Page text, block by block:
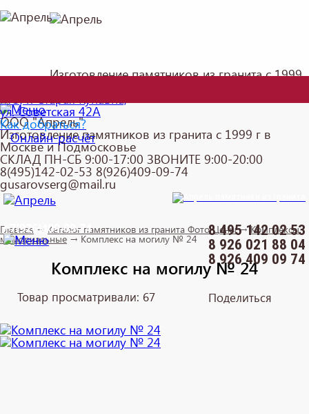
Изготовление памятников из гранита с 1999
МО, г. Старая Купавна,
ул. Советская 42А
Как добраться?
8 495 142 02 53
8 926 021 88 04
8 926 409 09 74
Онлайн-расчёт
ООО "Апрель"
Изготовление памятников из гранита с 1999 г в
Москве и Подмосковье
СКЛАД ПН-СБ 9:00-17:00 ЗВОНИТЕ 9:00-20:00
8(495)142-02-53 8(926)409-09-74
gusarovserg@mail.ru
+7(926)409-09-74
Главная → Каталог памятников из гранита Фото Цены→Комплексы
мемориальные→Комплекс на могилу № 24
Комплекс на могилу № 24
Товар просматривали: 67 Поделиться